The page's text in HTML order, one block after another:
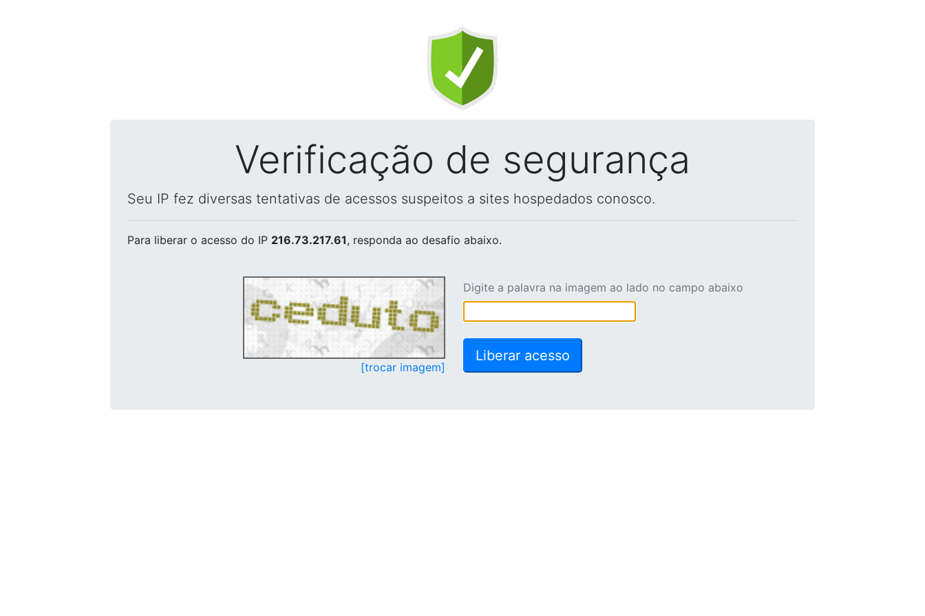
Verificação de segurança
Seu IP fez diversas tentativas de acessos suspeitos a sites hospedados conosco.
Para liberar o acesso do IP 216.73.217.61, responda ao desafio abaixo.
[trocar imagem]
Digite a palavra na imagem ao lado no campo abaixo